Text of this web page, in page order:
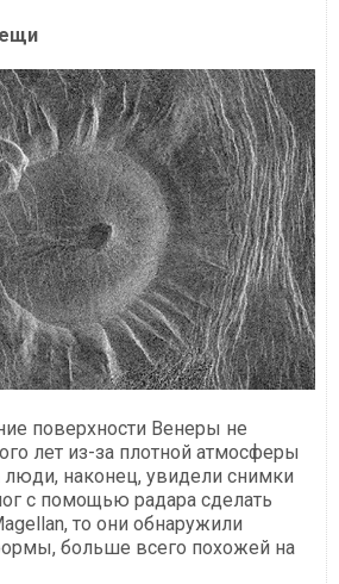
поверхности Венеры не
лет из-за плотной атмосферы
люди, наконец, увидели снимки
с помощью радара сделать
то они обнаружили
больше всего похожей на